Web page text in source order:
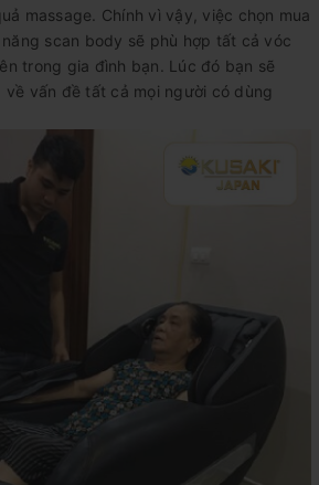
massage. Chính vì vậy, việc chọn mua
scan body sẽ phù hợp tất cả vóc
trong gia đình bạn. Lúc đó bạn sẽ
về vấn đề tất cả mọi người có dùng